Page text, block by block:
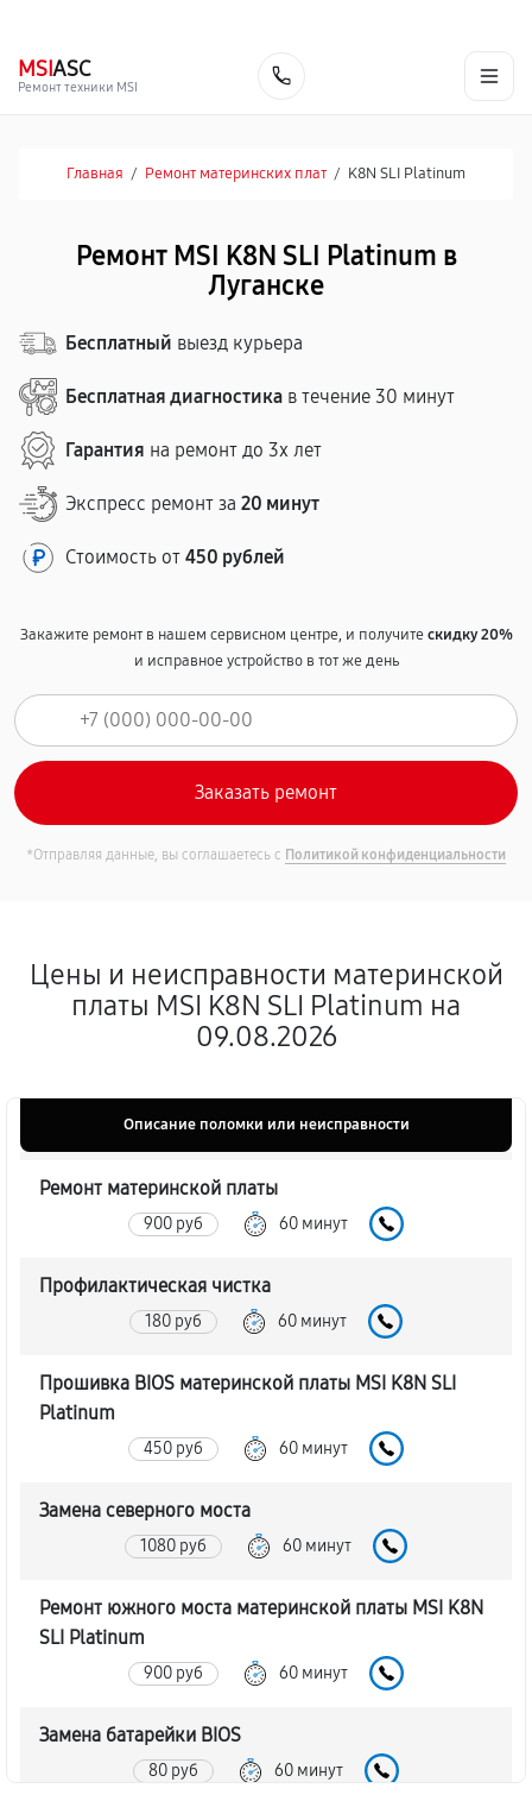
MSIASC
Ремонт техники MSI
Главная / Ремонт материнских плат / K8N SLI Platinum
Ремонт MSI K8N SLI Platinum в
Луганске
Бесплатный выезд курьера
Бесплатная диагностика в течение 30 минут
Гарантия на ремонт до 3х лет
Экспресс ремонт за 20 минут
Стоимость от 450 рублей
Закажите ремонт в нашем сервисном центре, и получитескидку 20%
и исправное устройство в тот же день
*Отправляя данные, вы соглашаетесь с Политикой конфиденциальности
Цены и неисправности материнской
платы MSI K8N SLI Platinum на
09.08.2026
Описание поломки или неисправности
Ремонт материнской платы
900 руб 60 минут
Профилактическая чистка
180 руб 60 минут
Прошивка BIOS материнской платы MSI K8N SLI
Platinum
450 руб 60 минут
Замена северного моста
1080 руб 60 минут
Ремонт южного моста материнской платы MSI K8N
SLI Platinum
900 руб 60 минут
Замена батарейки BIOS
80 руб 60 минут